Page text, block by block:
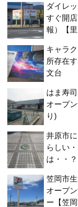
ダイレ
すぐ開
報）【里
キャラ
所存在
文台
はま寿
オープ
り)
井原市
らしい
は・・？
笠岡市
オープ
ー【笠岡